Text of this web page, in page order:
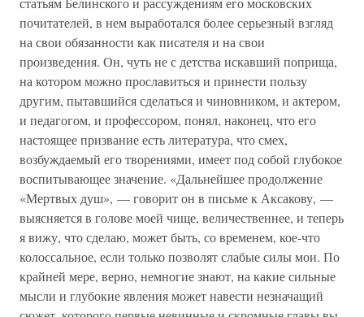
почитателей, в нем выработался более серьезный взгляд
на свои обязанности как писателя и на свои
произведения. Он, чуть не с детства искавший поприща,
на котором можно прославиться и принести пользу
другим, пытавшийся сделаться и чиновником, и актером,
и педагогом, и профессором, понял, наконец, что его
настоящее призвание есть литература, что смех,
возбуждаемый его творениями, имеет под собой глубокое
воспитывающее значение. «Дальнейшее продолжение
«Мертвых душ», — говорит он в письме к Аксакову, —
выясняется в голове моей чище, величественнее, и теперь
я вижу, что сделаю, может быть, со временем, кое-что
колоссальное, если только позволят слабые силы мои. По
крайней мере, верно, немногие знают, на какие сильные
мысли и глубокие явления может навести незначащий